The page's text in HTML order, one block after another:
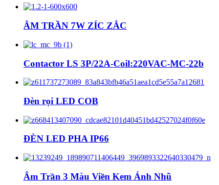
ÂM TRẦN 7W ZÍC ZẮC
Contactor LS 3P/22A-Coil:220VAC-MC-22b
Đèn rọi LED COB
ĐÈN LED PHA IP66
Âm Trần 3 Màu Viền Kem Ánh Nhũ